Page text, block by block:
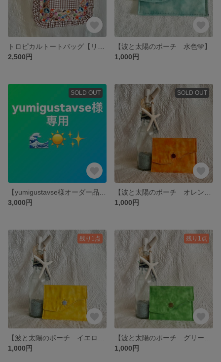
2,500円
【波と太陽のポーチ 水色🩵】
1,000円
SOLD OUT
3,000円
SOLD OUT
1,000円
残り1点
1,000円
残り1点
1,000円